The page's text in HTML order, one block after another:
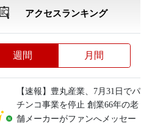
アクセスランキング
週間 月間
【速報】豊丸産業、7月31日でパ
チンコ事業を停止 創業66年の老
舗メーカーがファンへメッセー